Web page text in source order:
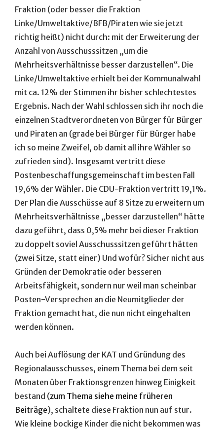
Fraktion (oder besser die Fraktion
Linke/Umweltaktive/BFB/Piraten wie sie jetzt
richtig heißt) nicht durch: mit der Erweiterung der
Anzahl von Ausschusssitzen „um die
Mehrheitsverhältnisse besser darzustellen“. Die
Linke/Umweltaktive erhielt bei der Kommunalwahl
mit ca. 12% der Stimmen ihr bisher schlechtestes
Ergebnis. Nach der Wahl schlossen sich ihr noch die
einzelnen Stadtverordneten von Bürger für Bürger
und Piraten an (grade bei Bürger für Bürger habe
ich so meine Zweifel, ob damit all ihre Wähler so
zufrieden sind). Insgesamt vertritt diese
Postenbeschaffungsgemeinschaft im besten Fall
19,6% der Wähler. Die CDU-Fraktion vertritt 19,1%.
Der Plan die Ausschüsse auf 8 Sitze zu erweitern um
Mehrheitsverhältnisse „besser darzustellen“ hätte
dazu geführt, dass 0,5% mehr bei dieser Fraktion
zu doppelt soviel Ausschusssitzen geführt hätten
(zwei Sitze, statt einer) Und wofür? Sicher nicht aus
Gründen der Demokratie oder besseren
Arbeitsfähigkeit, sondern nur weil man scheinbar
Posten-Versprechen an die Neumitglieder der
Fraktion gemacht hat, die nun nicht eingehalten
werden können.
Auch bei Auflösung der KAT und Gründung des
Regionalausschusses, einem Thema bei dem seit
Monaten über Fraktionsgrenzen hinweg Einigkeit
bestand (zum Thema siehe meine früheren
Beiträge), schaltete diese Fraktion nun auf stur.
Wie kleine bockige Kinder die nicht bekommen was